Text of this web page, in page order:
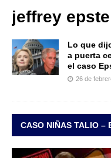
jeffrey
Lo que
a puerta
el caso
26 de
CASO NIÑAS TALIO –